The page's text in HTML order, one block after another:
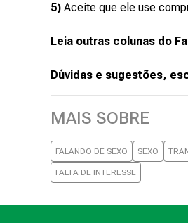
5) Aceite que ele use
Leia outras colunas do
Dúvidas e sugestões,
MAIS SOBRE
FALANDO DE SEXO SEXO
FALTA DE INTERESSE